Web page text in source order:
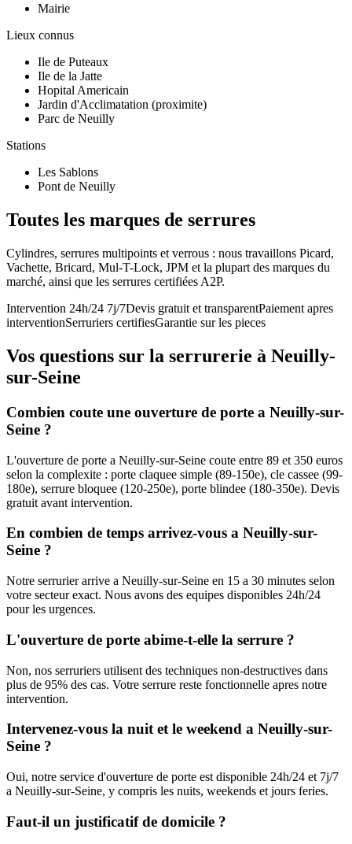
Mairie
Lieux connus
Ile de Puteaux
Ile de la Jatte
Hopital Americain
Jardin d'Acclimatation (proximite)
Parc de Neuilly
Stations
Les Sablons
Pont de Neuilly
Toutes les marques de serrures
Cylindres, serrures multipoints et verrous : nous travaillons Picard,
Vachette, Bricard, Mul-T-Lock, JPM et la plupart des marques du
marché, ainsi que les serrures certifiées A2P.
Intervention 24h/24 7j/7Devis gratuit et transparentPaiement apres
interventionSerruriers certifiesGarantie sur les pieces
Vos questions sur la serrurerie à Neuilly-
sur-Seine
Combien coute une ouverture de porte a Neuilly-sur-
Seine ?
L'ouverture de porte a Neuilly-sur-Seine coute entre 89 et 350 euros
selon la complexite : porte claquee simple (89-150e), cle cassee (99-
180e), serrure bloquee (120-250e), porte blindee (180-350e). Devis
gratuit avant intervention.
En combien de temps arrivez-vous a Neuilly-sur-
Seine ?
Notre serrurier arrive a Neuilly-sur-Seine en 15 a 30 minutes selon
votre secteur exact. Nous avons des equipes disponibles 24h/24
pour les urgences.
L'ouverture de porte abime-t-elle la serrure ?
Non, nos serruriers utilisent des techniques non-destructives dans
plus de 95% des cas. Votre serrure reste fonctionnelle apres notre
intervention.
Intervenez-vous la nuit et le weekend a Neuilly-sur-
Seine ?
Oui, notre service d'ouverture de porte est disponible 24h/24 et 7j/7
a Neuilly-sur-Seine, y compris les nuits, weekends et jours feries.
Faut-il un justificatif de domicile ?